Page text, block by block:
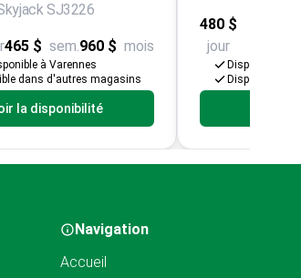
SJ3226
465 $ sem.960 $ mois
à Varennes
dans d'autres magasins
la disponibilité
480 $
jour
Disponible à
Disponible
Navigation
Accueil